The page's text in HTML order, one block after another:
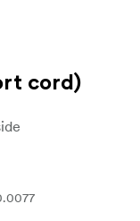
cord)